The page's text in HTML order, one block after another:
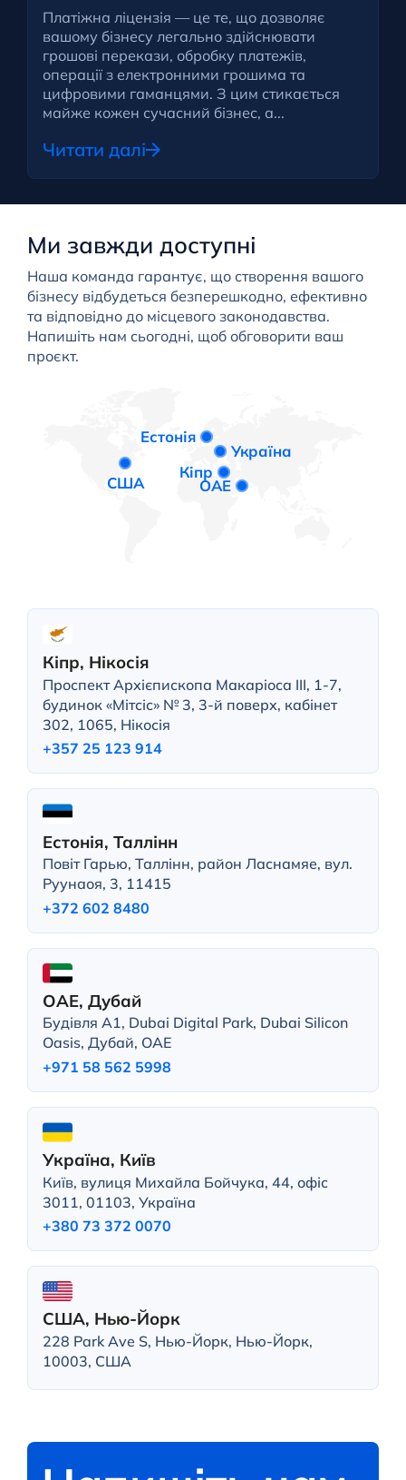
Платіжна ліцензія — це те, що дозволяє
вашому бізнесу легально здійснювати
грошові перекази, обробку платежів,
операції з електронними грошима та
цифровими гаманцями. З цим стикається
майже кожен сучасний бізнес, а...
Читати далі
Ми завжди доступні
Наша команда гарантує, що створення вашого
бізнесу відбудеться безперешкодно, ефективно
та відповідно до місцевого законодавства.
Напишіть нам сьогодні, щоб обговорити ваш
проєкт.
Естонія
Україна
Кіпр
ОАЕ
США
Кіпр, Нікосія
Проспект Архієпископа Макаріоса III, 1-7,
будинок «Мітсіс» № 3, 3-й поверх, кабінет
302, 1065, Нікосія
+357 25 123 914
Естонія, Таллінн
Повіт Гарью, Таллінн, район Ласнамяе, вул.
Руунаоя, 3, 11415
+372 602 8480
ОАЕ, Дубай
Будівля A1, Dubai Digital Park, Dubai Silicon
Oasis, Дубай, ОАЕ
+971 58 562 5998
Україна, Київ
Київ, вулиця Михайла Бойчука, 44, офіс
3011, 01103, Україна
+380 73 372 0070
США, Нью-Йорк
228 Park Ave S, Нью-Йорк, Нью-Йорк,
10003, США